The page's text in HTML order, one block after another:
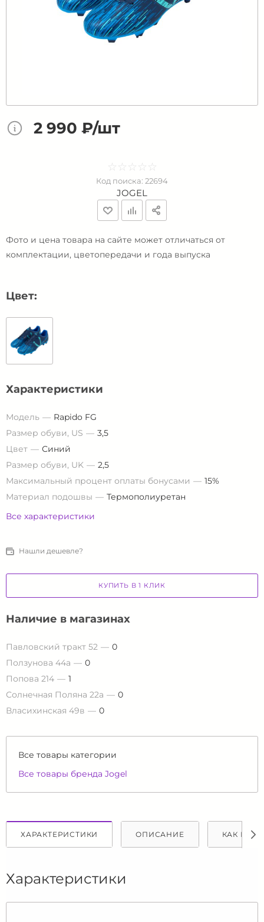
2 990 ₽/шт
☆ ☆ ☆ ☆ ☆
★ ★ ★ ★ ★
Код поиска: 22694
JOGEL
Фото и цена товара на сайте может отличаться от
комплектации, цветопередачи и года выпуска
Цвет:
Характеристики
Модель
Rapido FG
Размер обуви, US
3,5
Цвет
Синий
Размер обуви, UK
2,5
Максимальный процент оплаты бонусами
15%
Материал подошвы
Термополиуретан
Все характеристики
Нашли дешевле?
КУПИТЬ В 1 КЛИК
Наличие в магазинах
Павловский тракт 52
0
Ползунова 44а
0
Попова 214
1
Солнечная Поляна 22а
0
Власихинская 49в
0
Все товары категории
Все товары бренда Jogel
ХАРАКТЕРИСТИКИ ОПИСАНИЕ КАК
Характеристики